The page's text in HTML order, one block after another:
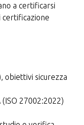
a certificarsi
certificazione
obiettivi sicurezza
27002:2022)